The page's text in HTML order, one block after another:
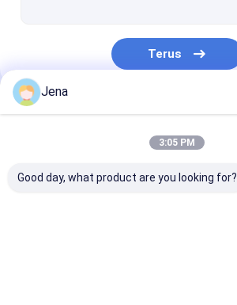
Portable Signal Jammer
Jammer Ponsel Penjara
Terus
Kategori Kami
Jena
3:05 PM
Good day, what product are you looking for?